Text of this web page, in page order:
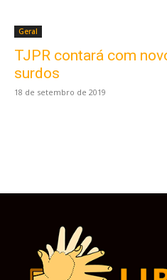
Geral
TJPR contará com
surdos
18 de setembro de 2019
Este site usa